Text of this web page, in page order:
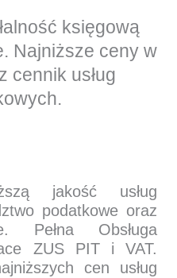
CODZIENNYCHksięgową
Najniższe ceny w
cennik usług
jakość usług
podatkowe oraz
Pełna Obsługa
ZUS PIT i VAT.
cen usług